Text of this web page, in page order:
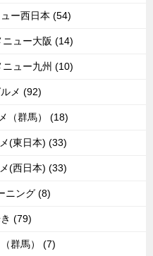
ー西日本 (54)
ュー大阪 (14)
ュー九州 (10)
メ (92)
（群馬） (18)
(東日本) (33)
(西日本) (33)
ニング (8)
(79)
群馬） (7)